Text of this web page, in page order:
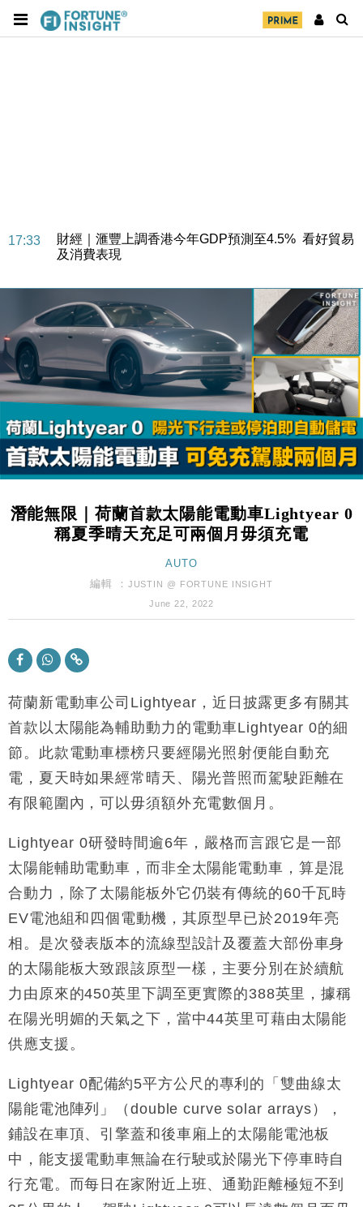
17:33
財經｜滙豐上調香港今年GDP預測至4.5% 看好貿易
及消費表現
16:05
財經｜日經失守6.5萬點後回穩 全周仍升近2%
15:47
財經｜恒隆10月換帥 玩具「反」斗城亞洲CEO蔡德
粦接任
15:11
財經｜韓股反覆波動收跌 連挫7周創逾3年最長跌勢
13:44
財經｜內地7月美元計價出口增近24%勝預期 貿易順
差達1125億美元
12:44
財經｜日本春季三度入市撐日圓 4月單日斥6.28萬億
11:12
國際｜特朗普料美伊戰事快結束 承認部分彈藥庫存緊
張
財經｜SA售股自救後再出手 斥4億美元押注未上市公
財經｜華僑銀行上半年淨利創新高 中期息增15%至
47仙
17:33
及消費表現
損失近6900萬元
16:05
財經｜日經失守6.5萬點後回穩 全周仍升近2%
15:47
粦接任
15:11
財經｜韓股反覆波動收跌 連挫7周創逾3年最長跌勢
13:44
財經｜內地7月美元計價出口增近24%勝預期 貿易順
差達1125億美元
12:44
財經｜日本春季三度入市撐日圓 4月單日斥6.28萬億
日圓干預創新高
國際｜特朗普料美伊戰事快結束 承認部分彈藥庫存緊
張
15:59
財經｜SA售股自救後再出手 斥4億美元押注未上市公
司
潛能無限｜荷蘭首款太陽能電動車Lightyear 0
稱夏季晴天充足可兩個月毋須充電
AUTO
編輯 ： JUSTIN @ FORTUNE INSIGHT
June 22, 2022
荷蘭新電動車公司Lightyear，近日披露更多有關其
首款以太陽能為輔助動力的電動車Lightyear 0的細
節。此款電動車標榜只要經陽光照射便能自動充
電，夏天時如果經常晴天、陽光普照而駕駛距離在
有限範圍內，可以毋須額外充電數個月。
Lightyear 0研發時間逾6年，嚴格而言跟它是一部
太陽能輔助電動車，而非全太陽能電動車，算是混
合動力，除了太陽能板外它仍裝有傳統的60千瓦時
EV電池組和四個電動機，其原型早已於2019年亮
相。是次發表版本的流線型設計及覆蓋大部份車身
的太陽能板大致跟該原型一樣，主要分別在於續航
力由原來的450英里下調至更實際的388英里，據稱
在陽光明媚的天氣之下，當中44英里可藉由太陽能
供應支援。
Lightyear 0配備約5平方公尺的專利的「雙曲線太
陽能電池陣列」（double curve solar arrays），
鋪設在車頂、引擎蓋和後車廂上的太陽能電池板
中，能支援電動車無論在行駛或於陽光下停車時自
行充電。而每日在家附近上班、通勤距離極短不到